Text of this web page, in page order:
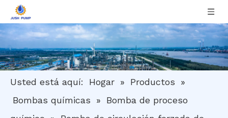
Usted está aquí: Hogar » Productos
»
Bombas químicas
»
Bomba de proceso